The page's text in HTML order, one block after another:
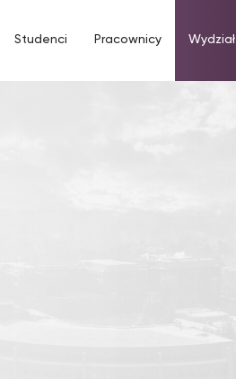
Studenci Pracownicy Wydział